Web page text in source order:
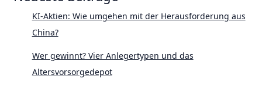
KI-Aktien: Wie umgehen mit der Herausforderung aus
China?
Wer gewinnt? Vier Anlegertypen und das
Altersvorsorgedepot